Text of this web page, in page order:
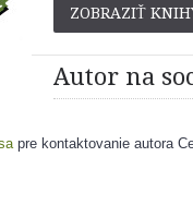
ZOBRAZIŤ
Autor na
pre kontaktovanie autora